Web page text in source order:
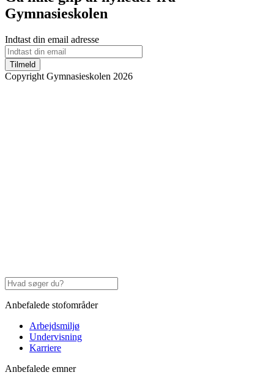
Gymnasieskolen
Indtast din email adresse
Tilmeld
Copyright Gymnasieskolen 2026
Anbefalede stofområder
Arbejdsmiljø
Undervisning
Karriere
Anbefalede emner